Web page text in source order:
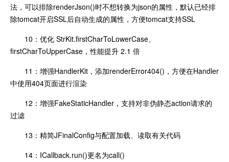
法，可以排除renderJson()时不想转换为json的属性，默认已经排
除tomcat开启SSL后自动生成的属性，方便tomcat支持SSL
10：优化 StrKit.firstCharToLowerCase、
firstCharToUpperCase，性能提升 2.1 倍
11：增强HandlerKit，添加renderError404()，方便在Handler
中使用404页面进行渲染
12：增强FakeStaticHandler，支持对非伪静态action请求的
过滤
13：精简JFinalConfig与配置加载、读取有关代码
14：ICallback.run()更名为call()